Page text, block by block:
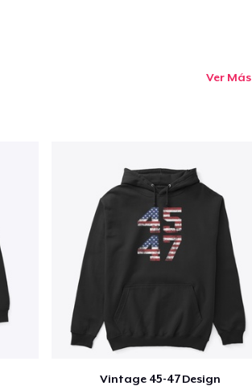
Ver Más
Vintage 45-47 Design